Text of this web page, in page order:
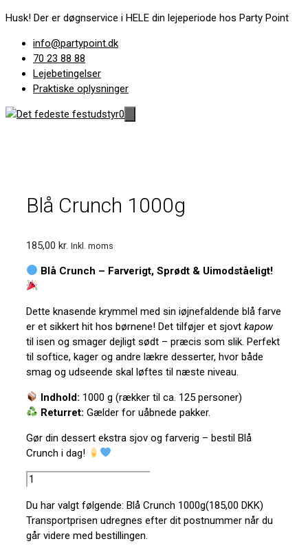
Hop
indhold
Husk! Der er døgnservice i HELE din lejeperiode hos Party Point
info@partypoint.dk
70 23 88 88
Lejebetingelser
Praktiske oplysninger
0
Blå Crunch 1000g
185,00 kr. Inkl. moms
Blå Crunch – Farverigt, Sprødt & Uimodståeligt!
Dette knasende krymmel med sin iøjnefaldende blå farve
er et sikkert hit hos børnene! Det tilføjer et sjovt kapow
til isen og smager dejligt sødt – præcis som slik. Perfekt
til softice, kager og andre lækre desserter, hvor både
smag og udseende skal løftes til næste niveau.
Indhold: 1000 g (rækker til ca. 125 personer)
Returret: Gælder for uåbnede pakker.
Gør din dessert ekstra sjov og farverig – bestil Blå
Crunch i dag!
Blå
1000g
antal
Du har valgt følgende: Blå Crunch 1000g(185,00 DKK)
Transportprisen udregnes efter dit postnummer når du
går videre med bestillingen.